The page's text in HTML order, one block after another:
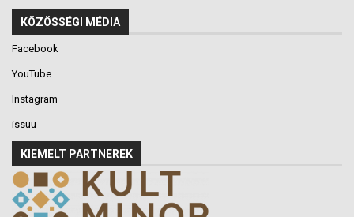
KÖZÖSSÉGI MÉDIA
Facebook
YouTube
Instagram
issuu
KIEMELT PARTNEREK